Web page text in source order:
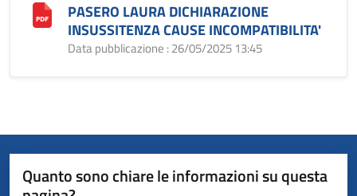
PASERO LAURA DICHIARAZIONE
INSUSSITENZA CAUSE INCOMPATIBILITA'
Data pubblicazione : 26/05/2025 13:45
Quanto sono chiare le informazioni su questa